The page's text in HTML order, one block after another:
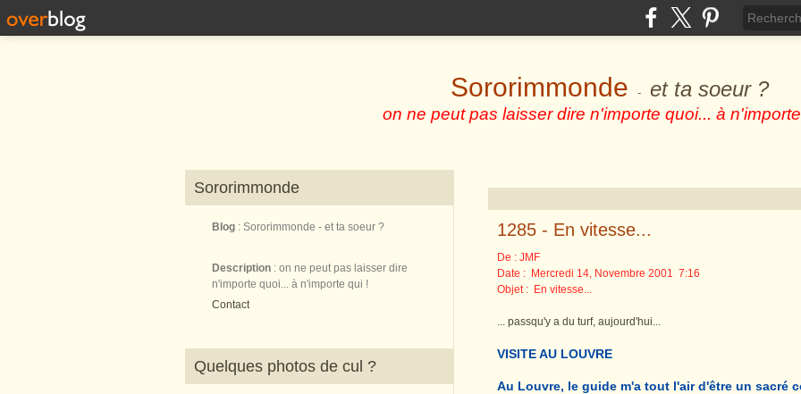
Sororimmonde - et ta soeur ?
on ne peut pas laisser dire n'importe quoi... à
Sororimmonde
Blog : Sororimmonde - et ta soeur ?
Description : on ne peut pas laisser dire
n'importe quoi... à n'importe qui !
Contact
Quelques photos de cul ?
1285 - En vitesse...
De : JMF
Date : Mercredi 14, Novembre 2001 7:16
Objet : En vitesse...
... passqu'y a du turf, aujourd'hui...
VISITE AU LOUVRE
Au Louvre, le guide m'a tout l'air d'être un sacré